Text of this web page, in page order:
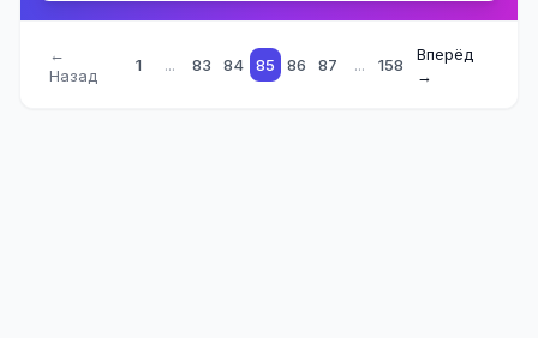
←
Назад
1 ... 83 84 85 86 87 ... 158
Вперёд
→